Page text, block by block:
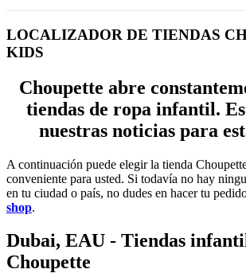
LOCALIZADOR DE TIENDAS
KIDS
Choupette abre
tiendas de ropa infantil.
nuestras noticias para
A continuación puede elegir la tienda
conveniente para usted. Si todavía no hay
en tu ciudad o país, no dudes en hacer tu
shop.
Dubai, EAU - Tiendas
Choupette